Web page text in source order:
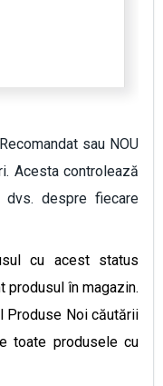
sau NOU
Acesta controlează
dvs. despre fiecare
cu acest status
produsul în magazin.
Produse Noi căutării
toate produsele cu